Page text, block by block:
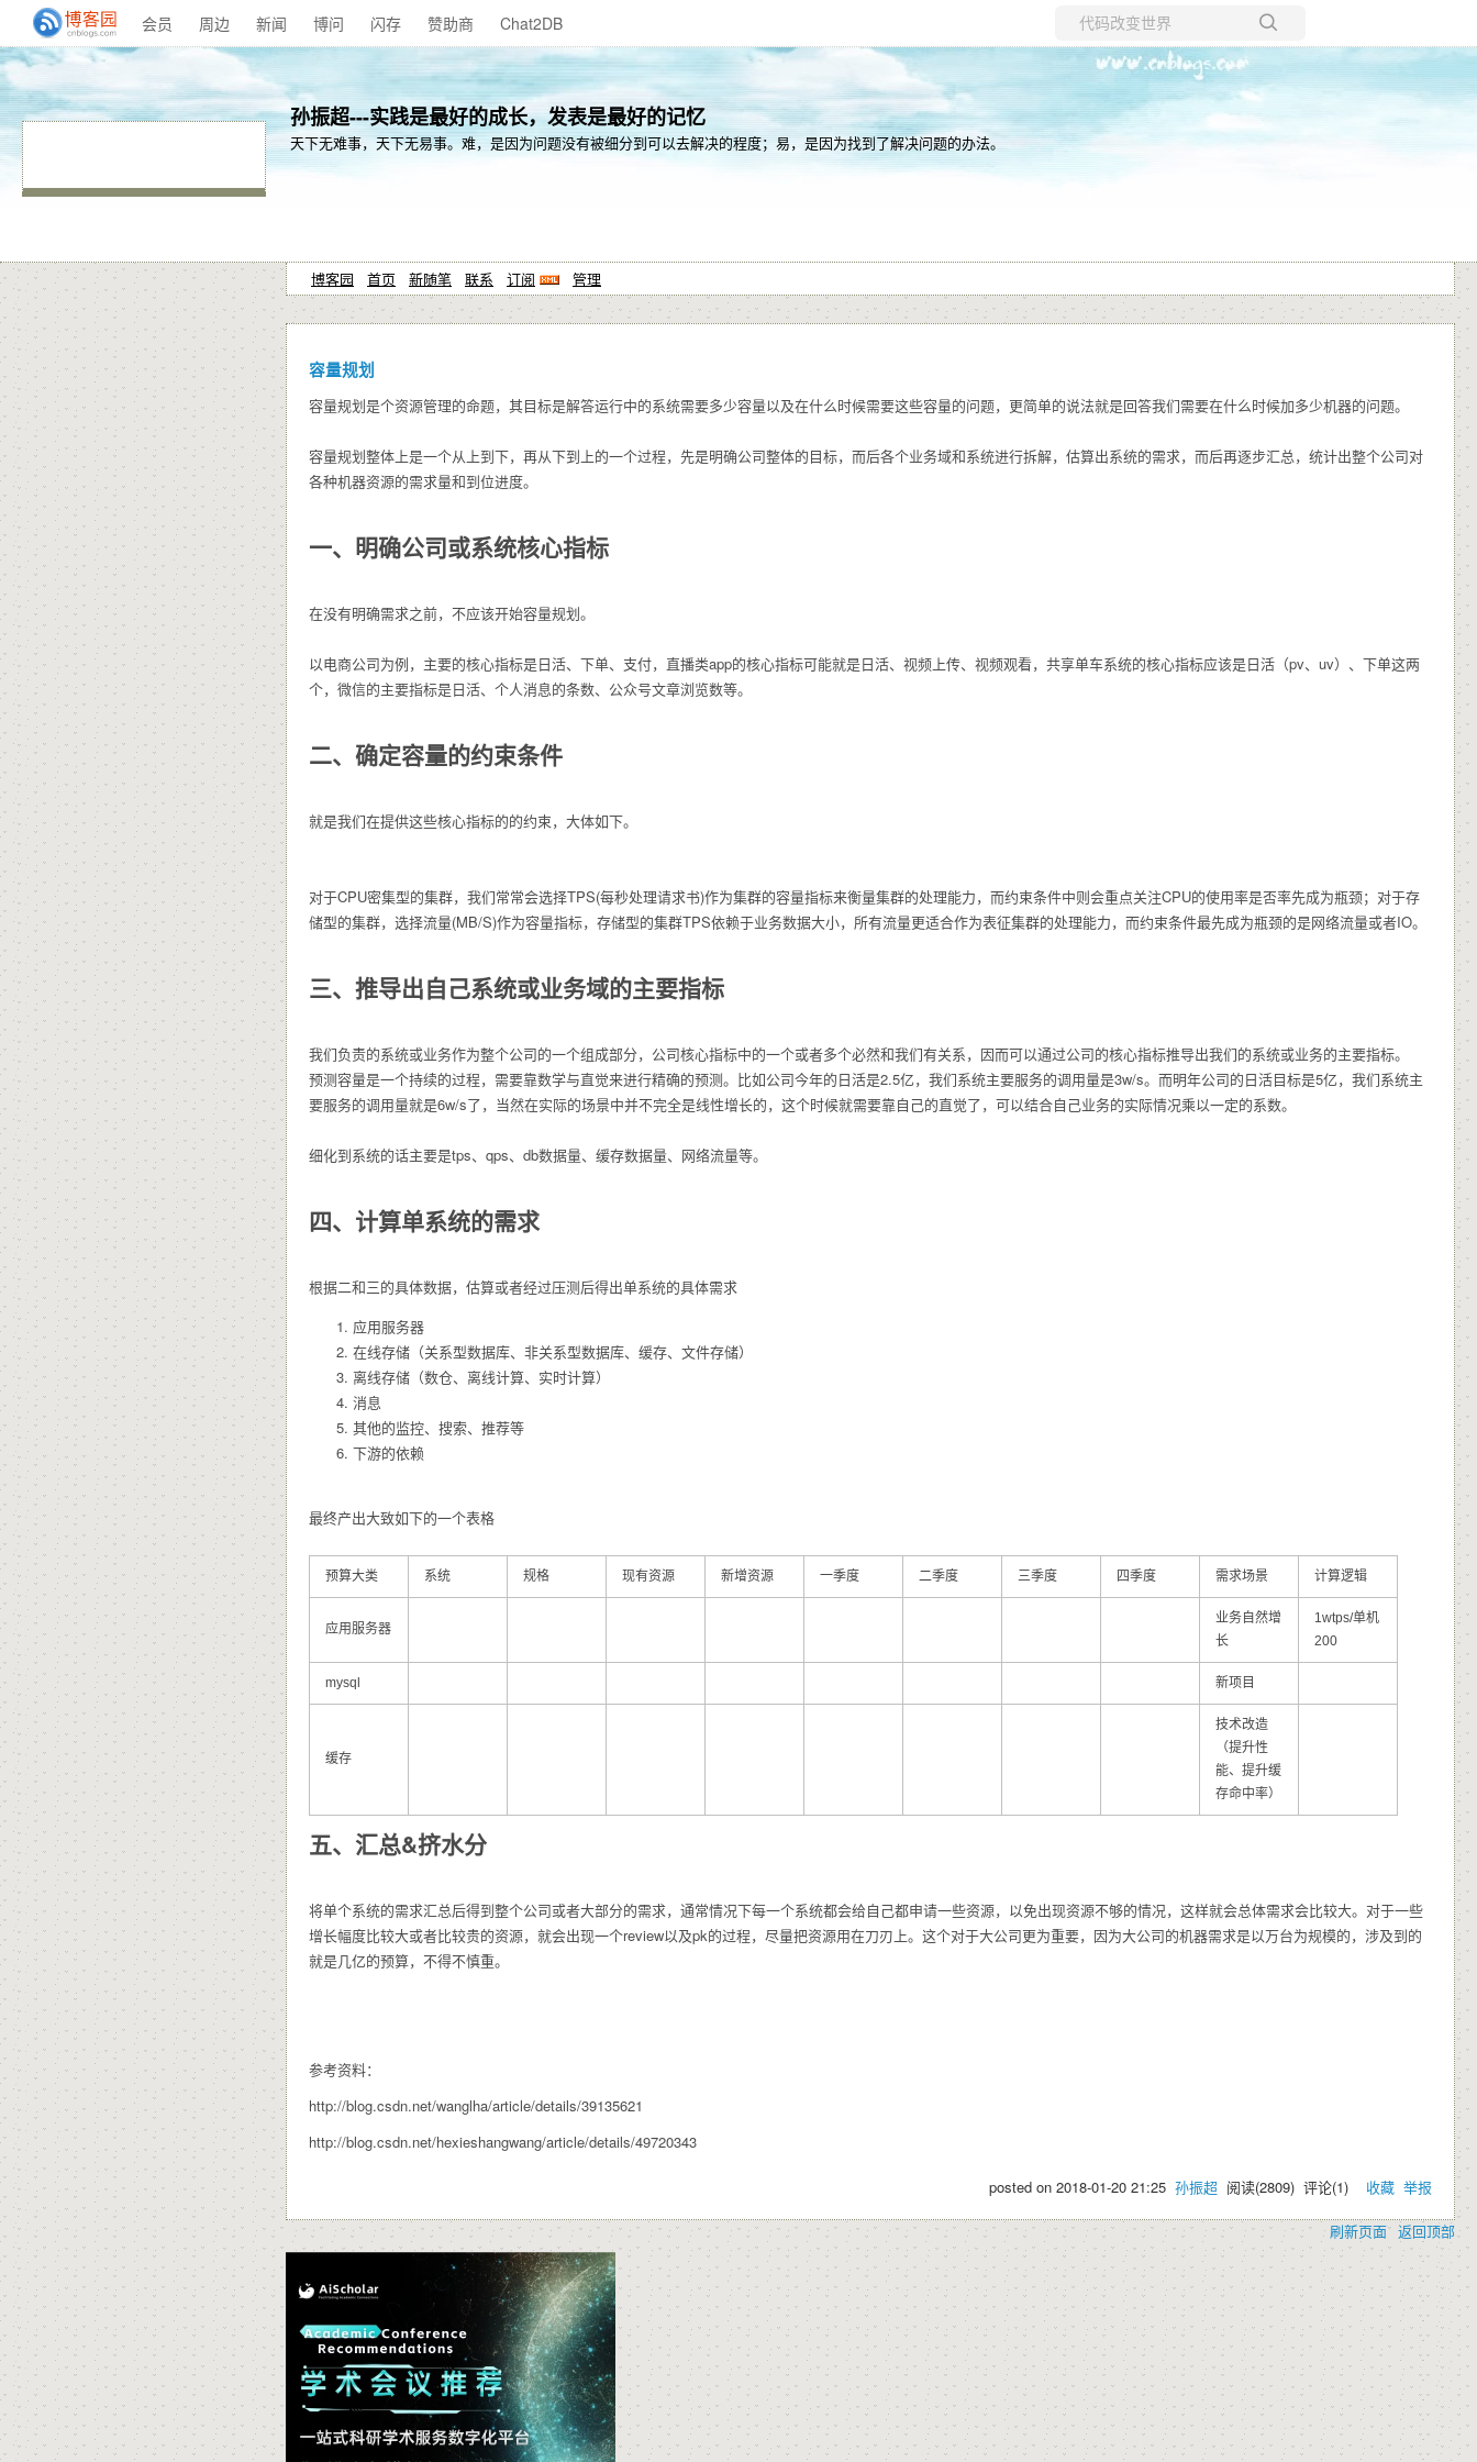
会员 周边 新闻 博问 闪存 赞助商 Chat2DB
所有博客
当前博客
孙振超---实践是最好的成长，发表是最好的记忆
天下无难事，天下无易事。难，是因为问题没有被细分到可以去解决的程度；易，是因为找到了解决问题的办法。
博客园 首页 新随笔 联系 订阅 管理
容量规划
容量规划是个资源管理的命题，其目标是解答运行中的系统需要多少容量以及在什么时候需要这些容量的问题，更简单的说法就是回答我们需要在什么时候加多少机器的问题。
容量规划整体上是一个从上到下，再从下到上的一个过程，先是明确公司整体的目标，而后各个业务域和系统进行拆解，估算出系统的需求，而后再逐步汇总，统计出整个公司对
各种机器资源的需求量和到位进度。
一、明确公司或系统核心指标
在没有明确需求之前，不应该开始容量规划。
以电商公司为例，主要的核心指标是日活、下单、支付，直播类app的核心指标可能就是日活、视频上传、视频观看，共享单车系统的核心指标应该是日活（pv、uv）、下单这两
个，微信的主要指标是日活、个人消息的条数、公众号文章浏览数等。
二、确定容量的约束条件
就是我们在提供这些核心指标的的约束，大体如下。
对于CPU密集型的集群，我们常常会选择TPS(每秒处理请求书)作为集群的容量指标来衡量集群的处理能力，而约束条件中则会重点关注CPU的使用率是否率先成为瓶颈；对于存
储型的集群，选择流量(MB/S)作为容量指标，存储型的集群TPS依赖于业务数据大小，所有流量更适合作为表征集群的处理能力，而约束条件最先成为瓶颈的是网络流量或者IO。
三、推导出自己系统或业务域的主要指标
我们负责的系统或业务作为整个公司的一个组成部分，公司核心指标中的一个或者多个必然和我们有关系，因而可以通过公司的核心指标推导出我们的系统或业务的主要指标。
预测容量是一个持续的过程，需要靠数学与直觉来进行精确的预测。比如公司今年的日活是2.5亿，我们系统主要服务的调用量是3w/s。而明年公司的日活目标是5亿，我们系统主
要服务的调用量就是6w/s了，当然在实际的场景中并不完全是线性增长的，这个时候就需要靠自己的直觉了，可以结合自己业务的实际情况乘以一定的系数。
细化到系统的话主要是tps、qps、db数据量、缓存数据量、网络流量等。
四、计算单系统的需求
根据二和三的具体数据，估算或者经过压测后得出单系统的具体需求
应用服务器
在线存储（关系型数据库、非关系型数据库、缓存、文件存储）
离线存储（数仓、离线计算、实时计算）
消息
其他的监控、搜索、推荐等
下游的依赖
最终产出大致如下的一个表格
预算大类 系统 规格 现有资源 新增资源 一季度 二季度 三季度 四季度 需求场景 计算逻辑
应用服务器
业务自然增
长
1wtps/单机
200
mysql 新项目
缓存
技术改造
（提升性
能、提升缓
存命中率）
五、汇总&挤水分
将单个系统的需求汇总后得到整个公司或者大部分的需求，通常情况下每一个系统都会给自己都申请一些资源，以免出现资源不够的情况，这样就会总体需求会比较大。对于一些
增长幅度比较大或者比较贵的资源，就会出现一个review以及pk的过程，尽量把资源用在刀刃上。这个对于大公司更为重要，因为大公司的机器需求是以万台为规模的，涉及到的
就是几亿的预算，不得不慎重。
参考资料：
http://blog.csdn.net/wanglha/article/details/39135621
http://blog.csdn.net/hexieshangwang/article/details/49720343
posted on 2018-01-20 21:25 孙振超 阅读(2809) 评论(1) 收藏 举报
刷新页面 返回顶部